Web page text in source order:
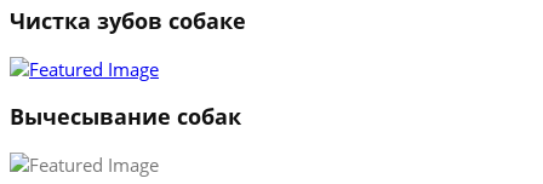
Чистка зубов собаке
Вычесывание собак